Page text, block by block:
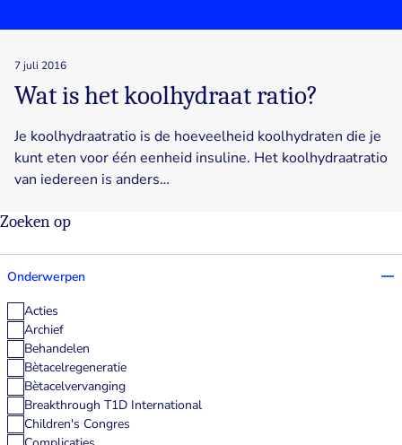
7 juli 2016
Wat is het koolhydraat ratio?
Je koolhydraatratio is de hoeveelheid koolhydraten die je
kunt eten voor één eenheid insuline. Het koolhydraatratio
van iedereen is anders…
Zoeken op
Onderwerpen
Acties
Archief
Behandelen
Bètacelregeneratie
Bètacelvervanging
Breakthrough T1D International
Children's Congres